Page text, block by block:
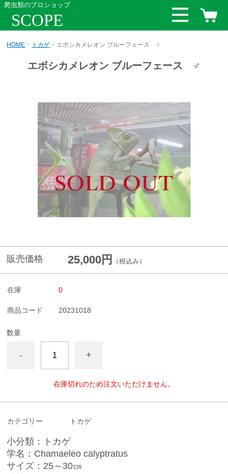
爬虫類のプロショップ
SCOPE
HOME トカゲ エボシカメレオン ブルーフェース ♂
エボシカメレオン ブルーフェース ♂
販売価格 25,000円 （税込み）
在庫 0
商品コード 20231018
数量
- +
在庫切れのため注文いただけません。
カテゴリー トカゲ
小分類：トカゲ
学名：Chamaeleo calyptratus
サイズ：25～30㎝